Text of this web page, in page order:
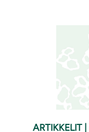
ARTIKKELIT